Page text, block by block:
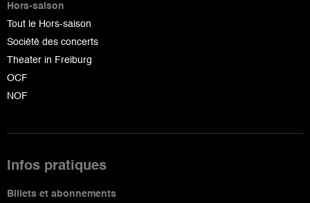
Hors-saison
Tout le Hors-saison
Société des concerts
Theater in Freiburg
OCF
NOF
Infos pratiques
Billets et abonnements